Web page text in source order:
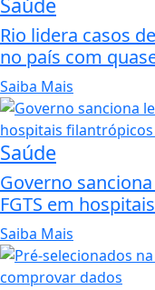
Rio lidera casos
no país com
Saiba Mais
Saúde
Governo
FGTS em
Saiba Mais